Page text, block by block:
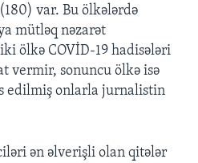
var. Bu ölkələrdə
mütləq nəzarət
ölkə COVİD-19 hadisələri
vermir, sonuncu ölkə isə
edilmiş onlarla jurnalistin
ən əlverişli olan qitələr